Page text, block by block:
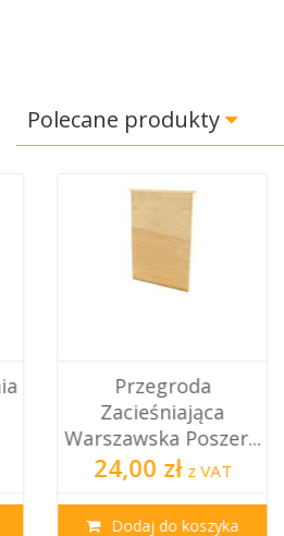
Polecane produkty
Przegroda
Zacieśniająca
Warszawska Poszer...
24,00 zł z VAT
Dodaj do koszyka